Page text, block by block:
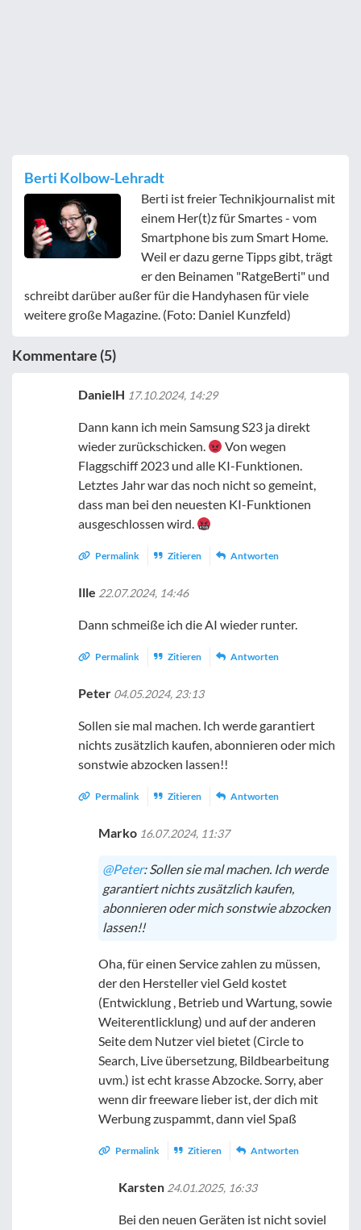
Berti Kolbow-Lehradt
Berti ist freier Technikjournalist mit
einem Her(t)z für Smartes - vom
Smartphone bis zum Smart Home.
Weil er dazu gerne Tipps gibt, trägt
er den Beinamen "RatgeBerti" und
schreibt darüber außer für die Handyhasen für viele
weitere große Magazine. (Foto: Daniel Kunzfeld)
Kommentare (5)
DanielH 17.10.2024, 14:29
Dann kann ich mein Samsung S23 ja direkt
wieder zurückschicken.
Von wegen
Flaggschiff 2023 und alle KI-Funktionen.
Letztes Jahr war das noch nicht so gemeint,
dass man bei den neuesten KI-Funktionen
ausgeschlossen wird.
Permalink Zitieren Antworten
Ille 22.07.2024, 14:46
Dann schmeiße ich die AI wieder runter.
Permalink Zitieren Antworten
Peter 04.05.2024, 23:13
Sollen sie mal machen. Ich werde garantiert
nichts zusätzlich kaufen, abonnieren oder mich
sonstwie abzocken lassen!!
Permalink Zitieren Antworten
Marko 16.07.2024, 11:37
@Peter: Sollen sie mal machen. Ich werde
garantiert nichts zusätzlich kaufen,
abonnieren oder mich sonstwie abzocken
lassen!!
Oha, für einen Service zahlen zu müssen,
der den Hersteller viel Geld kostet
(Entwicklung , Betrieb und Wartung, sowie
Weiterentlicklung) und auf der anderen
Seite dem Nutzer viel bietet (Circle to
Search, Live übersetzung, Bildbearbeitung
uvm.) ist echt krasse Abzocke. Sorry, aber
wenn dir freeware lieber ist, der dich mit
Werbung zuspammt, dann viel Spaß
Permalink Zitieren Antworten
Karsten 24.01.2025, 16:33
Bei den neuen Geräten ist nicht soviel